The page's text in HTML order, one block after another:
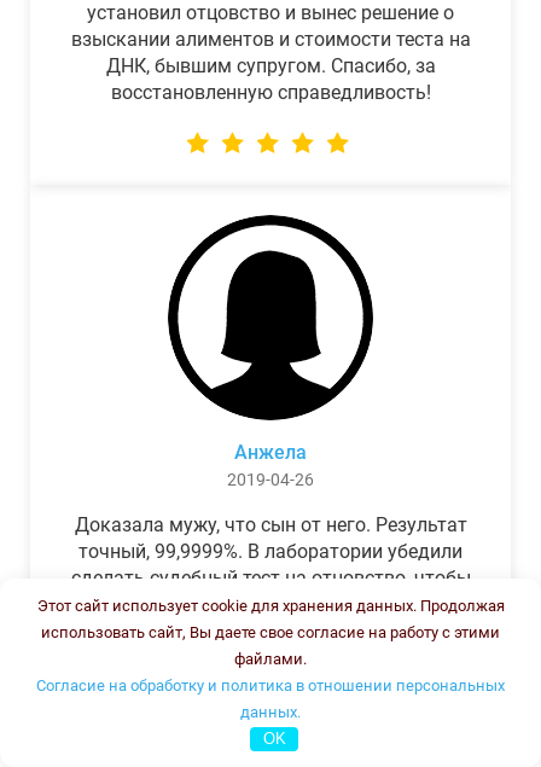
установил отцовство и вынес решение о
взыскании алиментов и стоимости теста на
ДНК, бывшим супругом. Спасибо, за
восстановленную справедливость!
Анжела
2019-04-26
Доказала мужу, что сын от него. Результат
точный, 99,9999%. В лаборатории убедили
сделать судебный тест на отцовство, чтобы
можно было предъявить в суде. Результат
был готов через неделю, как и
обещали.Теперь муж бегает и извиняется.
Этот сайт использует cookie для хранения данных. Продолжая
использовать сайт, Вы даете свое согласие на работу с этими
файлами.
Согласие на обработку и политика в отношении персональных
данных.
OK